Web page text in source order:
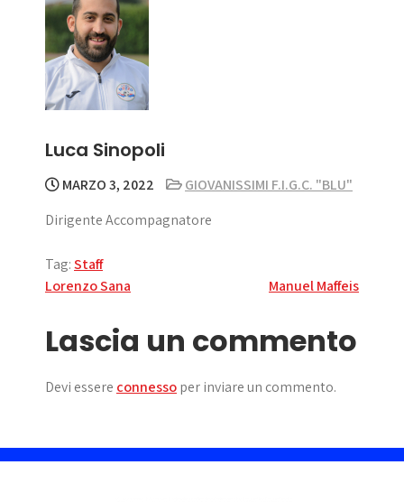
Luca Sinopoli
MARZO 3, 2022
GIOVANISSIMI F.I.G.C. "BLU"
Dirigente Accompagnatore
Tag:Staff
Navigazione
articoli
Lorenzo Sana Manuel Maffeis
Lascia un commento
Devi essere connessoper inviare un commento.